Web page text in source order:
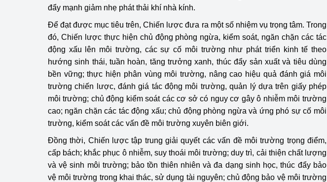
Thị trường châu Âu – châu Mỹ
Thị trường trong nước
Ngành Công Thương đưa nghị quyết
Đại hội XIV của Đảng vào cuộc sống
Phát triển công nghiệpCông nghiệp nền tảng
Chính sách
Sản xuất công nghiệp
Phát triển năng lượng
đẩy mạnh giảm nhẹ phát thải khí nhà kính.
Để đạt được mục tiêu trên, Chiến lược đưa ra một số nhiệm vụ trọng tâm. Trong
đó, Chiến lược thực hiện chủ động phòng ngừa, kiểm soát, ngăn chặn các tác
động xấu lên môi trường, các sự cố môi trường như phát triển kinh tế theo
hướng sinh thái, tuần hoàn, tăng trưởng xanh, thúc đẩy sản xuất và tiêu dùng
bền vững; thực hiện phân vùng môi trường, nâng cao hiệu quả đánh giá môi
trường chiến lược, đánh giá tác động môi trường, quản lý dựa trên giấy phép
môi trường; chủ động kiểm soát các cơ sở có nguy cơ gây ô nhiễm môi trường
cao; ngăn chặn các tác động xấu; chủ động phòng ngừa và ứng phó sự cố môi
trường, kiểm soát các vấn đề môi trường xuyên biên giới.
Đồng thời, Chiến lược tập trung giải quyết các vấn đề môi trường trọng điểm,
cấp bách; khắc phục ô nhiễm, suy thoái môi trường; duy trì, cải thiện chất lượng
và vệ sinh môi trường; bảo tồn thiên nhiên và đa dạng sinh học, thúc đẩy bảo
vệ môi trường trong khai thác, sử dụng tài nguyên; chủ động bảo vệ môi trường